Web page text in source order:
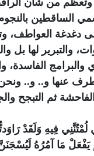
وتعظم من شأن
الساقطين
دغدغة العواطف،
والتبرير لها بل
والبرامج الفاسدة،
عنها و.. و.. ونحن
ثم التبجح
لُمْتُنَّنِي فِيهِ وَلَقَدْ
مَا آمُرُهُ